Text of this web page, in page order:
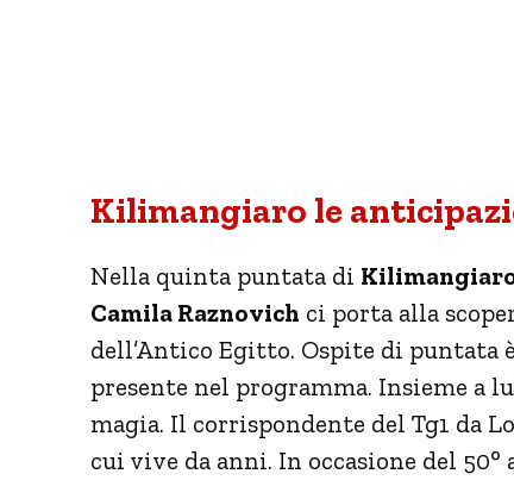
Kilimangiaro le
Nella quinta puntata di
Camila Raznovich ci porta alla
dell’Antico Egitto. Ospite di puntata
presente nel programma. Insieme a
magia. Il corrispondente del Tg1 da
cui vive da anni. In occasione del